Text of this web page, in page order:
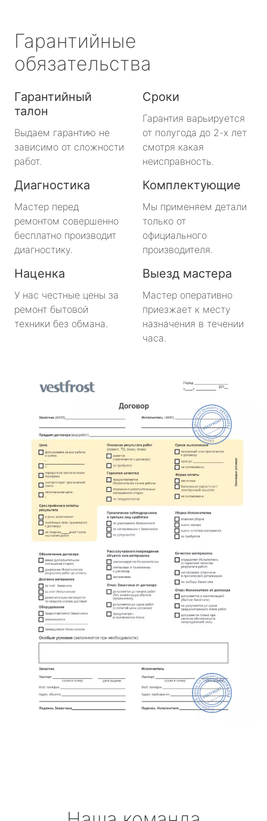
Гарантийные
обязательства
Гарантийный
талон
Выдаем гарантию не
зависимо от сложности
работ.
Сроки
Гарантия варьируется
от полугода до 2-х лет
смотря какая
неисправность.
Диагностика
Мастер перед
ремонтом совершенно
бесплатно производит
диагностику.
Комплектующие
Мы применяем детали
только от
официального
производителя.
Наценка
У нас честные цены за
ремонт бытовой
техники без обмана.
Выезд мастера
Мастер оперативно
приезжает к месту
назначения в течении
часа.